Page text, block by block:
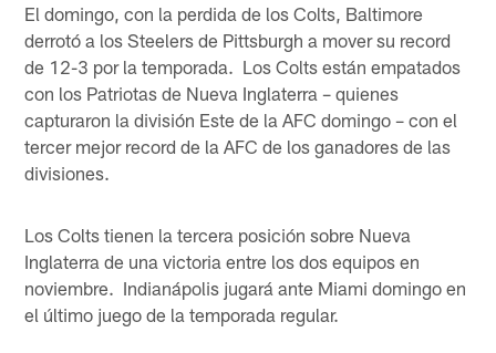
El domingo, con la perdida de los Colts, Baltimore
derrotó a los Steelers de Pittsburgh a mover su record
de 12-3 por la temporada. Los Colts están empatados
con los Patriotas de Nueva Inglaterra – quienes
capturaron la división Este de la AFC domingo – con el
tercer mejor record de la AFC de los ganadores de las
divisiones.
Los Colts tienen la tercera posición sobre Nueva
Inglaterra de una victoria entre los dos equipos en
noviembre. Indianápolis jugará ante Miami domingo en
el último juego de la temporada regular.